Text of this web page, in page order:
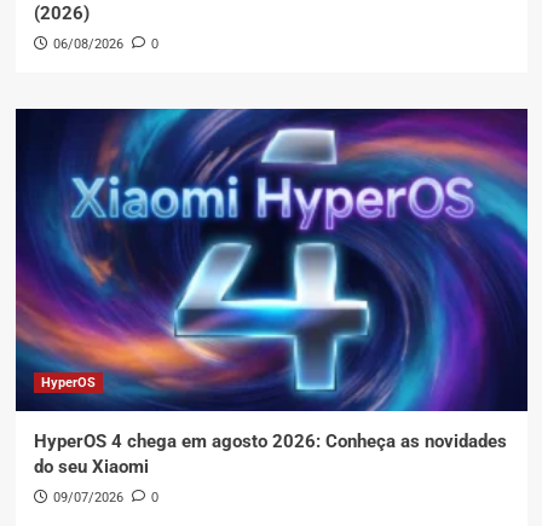
(2026)
06/08/2026 0
HyperOS
HyperOS 4 chega em agosto 2026: Conheça as novidades
do seu Xiaomi
09/07/2026 0